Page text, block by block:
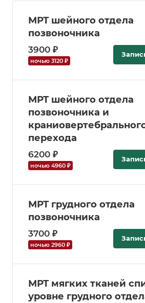
МРТ шейного отдела
позвоночника
3900 ₽
ночью 3120 ₽
МРТ шейного отдела
позвоночника и
перехода
6200 ₽
ночью 4960 ₽
МРТ грудного отдела
позвоночника
3700 ₽
ночью 2960 ₽
МРТ мягких тканей
уровне грудного